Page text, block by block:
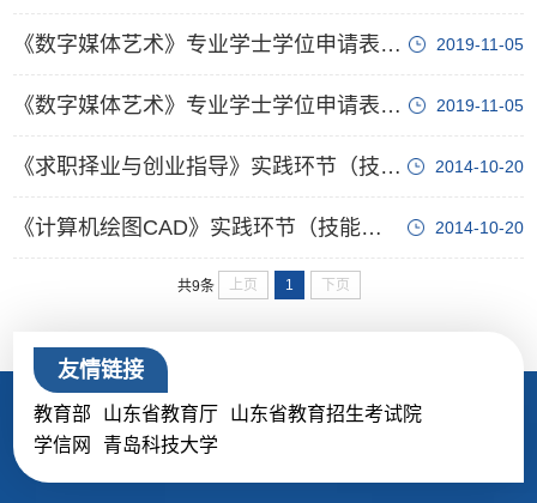
《数字媒体艺术》专业学士学位申请表格模板_在校期间成绩表 2019-11-05
《数字媒体艺术》专业学士学位申请表格模板_学士学位申报表 2019-11-05
《求职择业与创业指导》实践环节（技能）考核大纲 2014-10-20
《计算机绘图CAD》实践环节（技能）考核大纲 2014-10-20
共9条 上页 1 下页
友情链接
教育部 山东省教育厅
山东省教育招生考试院
学信网
青岛科技大学